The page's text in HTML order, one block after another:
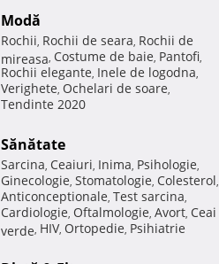
Modă
Rochii, Rochii de seara, Rochii de
mireasa, Costume de baie, Pantofi,
Rochii elegante, Inele de logodna,
Verighete, Ochelari de soare,
Tendinte 2020
Sănătate
Sarcina, Ceaiuri, Inima, Psihologie,
Ginecologie, Stomatologie, Colesterol,
Anticonceptionale, Test sarcina,
Cardiologie, Oftalmologie, Avort, Ceai
verde, HIV, Ortopedie, Psihiatrie